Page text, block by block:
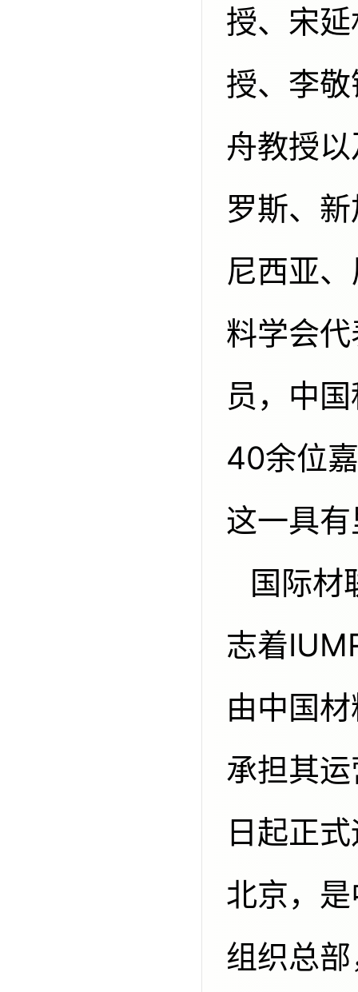
授、宋
授、李
舟教授
罗斯、
尼西亚
料学会
员，中
40余位
这一具
国际材联（IUMRS）总部启动仪式标
志着
由中国
承担其
日起正
北京，
组织总